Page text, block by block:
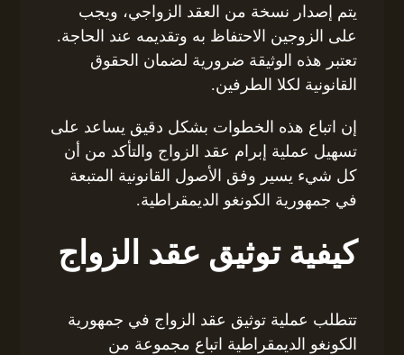
يتم إصدار نسخة من العقد الزواجي، ويجب
على الزوجين الاحتفاظ به وتقديمه عند الحاجة.
تعتبر هذه الوثيقة ضرورية لضمان الحقوق
القانونية لكلا الطرفين.
إن اتباع هذه الخطوات بشكل دقيق يساعد على
تسهيل عملية إبرام عقد الزواج والتأكد من أن
كل شيء يسير وفق الأصول القانونية المتبعة
في جمهورية الكونغو الديمقراطية.
كيفية توثيق عقد الزواج
تتطلب عملية توثيق عقد الزواج في جمهورية
الكونغو الديمقراطية اتباع مجموعة من